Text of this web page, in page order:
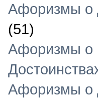
Афоризмы о
(51)
Афоризмы о
Афоризмы о